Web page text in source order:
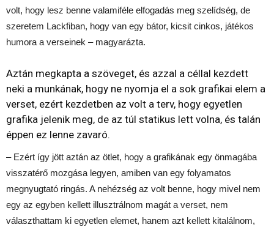
volt, hogy lesz benne valamiféle elfogadás meg szelídség, de
szeretem Lackfiban, hogy van egy bátor, kicsit cinkos, játékos
humora a verseinek – magyarázta.
Aztán megkapta a szöveget, és azzal a céllal kezdett
neki a munkának, hogy ne nyomja el a sok grafikai elem a
verset, ezért kezdetben az volt a terv, hogy egyetlen
grafika jelenik meg, de az túl statikus lett volna, és talán
éppen ez lenne zavaró.
– Ezért így jött aztán az ötlet, hogy a grafikának egy önmagába
visszatérő mozgása legyen, amiben van egy folyamatos
megnyugtató ringás. A nehézség az volt benne, hogy mivel nem
egy az egyben kellett illusztrálnom magát a verset, nem
választhattam ki egyetlen elemet, hanem azt kellett kitalálnom,